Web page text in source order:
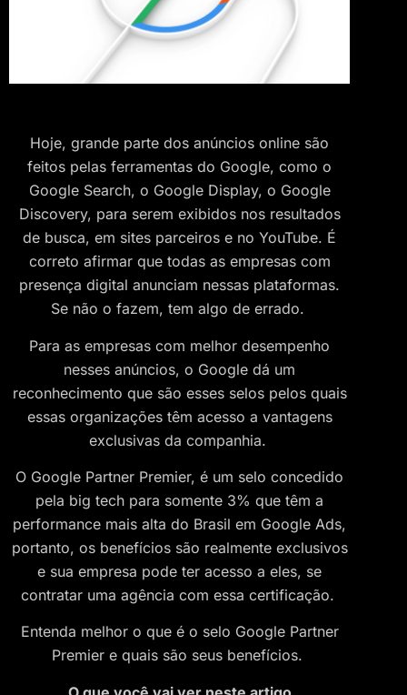
Hoje, grande parte dos anúncios online são
feitos pelas ferramentas do Google, como o
Google Search, o Google Display, o Google
Discovery, para serem exibidos nos resultados
de busca, em sites parceiros e no YouTube. É
correto afirmar que todas as empresas com
presença digital anunciam nessas plataformas.
Se não o fazem, tem algo de errado.
Para as empresas com melhor desempenho
nesses anúncios, o Google dá um
reconhecimento que são esses selos pelos quais
essas organizações têm acesso a vantagens
exclusivas da companhia.
O Google Partner Premier, é um selo concedido
pela big tech para somente 3% que têm a
performance mais alta do Brasil em Google Ads,
portanto, os benefícios são realmente exclusivos
e sua empresa pode ter acesso a eles, se
contratar uma agência com essa certificação.
Entenda melhor o que é o selo Google Partner
Premier e quais são seus benefícios.